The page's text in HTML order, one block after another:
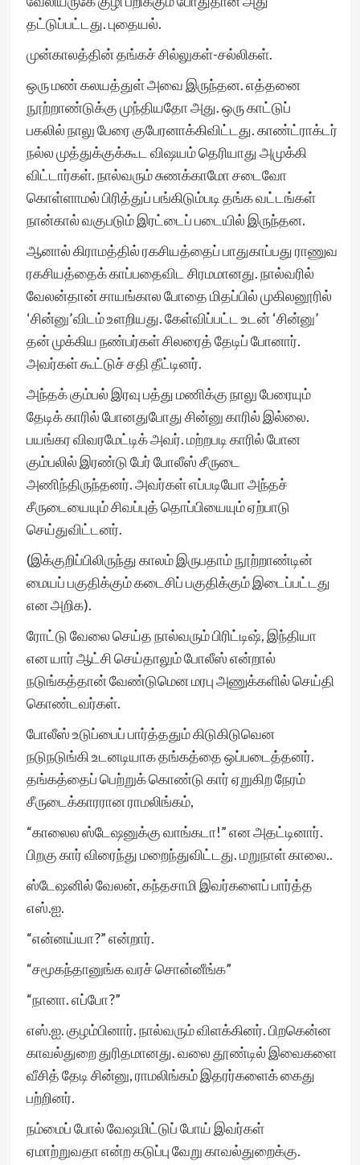
தட்டுப்பட்டது. புதையல்.
முன்காலத்தின் தங்கச் சில்லுகள்-சல்லிகள்.
ஒரு மண் கலயத்துள் அவை இருந்தன. எத்தனை
நூற்றாண்டுக்கு முந்தியதோ அது. ஒரு காட்டுப்
பகலில் நாலு பேரை குபேரனாக்கிவிட்டது. காண்ட்ராக்டர்
நல்ல முத்துக்குக்கூட விஷயம் தெரியாது அமுக்கி
விட்டார்கள். நால்வரும் சுணக்காமோ சடைவோ
கொள்ளாமல் பிரித்துப் பங்கிடும்படி தங்க வட்டங்கள்
நான்கால் வகுபடும் இரட்டைப் படையில் இருந்தன.
ஆனால் கிராமத்தில் ரகசியத்தைப் பாதுகாப்பது ராணுவ
ரகசியத்தைக் காப்பதைவிட சிரமமானது. நால்வரில்
வேலன்தான் சாயங்கால போதை மிதப்பில் முகிலனூரில்
‘சின்னு’விடம் உளறியது. கேள்விப்பட்ட உடன் ‘சின்னு’
தன் முக்கிய நண்பர்கள் சிலரைத் தேடிப் போனார்.
அவர்கள் கூட்டுச் சதி தீட்டினர்.
அந்தக் கும்பல் இரவு பத்து மணிக்கு நாலு பேரையும்
தேடிக் காரில் போனதுபோது சின்னு காரில் இல்லை.
பயங்கர விவரமேட்டிக் அவர். மற்றபடி காரில் போன
கும்பலில் இரண்டு பேர் போலீஸ் சீருடை
அணிந்திருந்தனர். அவர்கள் எப்படியோ அந்தச்
சீருடையையும் சிவப்புத் தொப்பியையும் ஏற்பாடு
செய்துவிட்டனர்.
(இக்குறிப்பிலிருந்து காலம் இருபதாம் நூற்றாண்டின்
மையப் பகுதிக்கும் கடைசிப் பகுதிக்கும் இடைப்பட்டது
என அறிக).
ரோட்டு வேலை செய்த நால்வரும் பிரிட்டிஷ், இந்தியா
என யார் ஆட்சி செய்தாலும் போலீஸ் என்றால்
நடுங்கத்தான் வேண்டுமென மரபு அணுக்களில் செய்தி
கொண்டவர்கள்.
போலீஸ் உடுப்பைப் பார்த்ததும் கிடுகிடுவென
நடுநடுங்கி உடனடியாக தங்கத்தை ஒப்படைத்தனர்.
தங்கத்தைப் பெற்றுக் கொண்டு கார் ஏறுகிற நேரம்
சீருடைக்காரரான ராமலிங்கம்,
“காலைல ஸ்டேஷனுக்கு வாங்கடா!” என அதட்டினார்.
பிறகு கார் விரைந்து மறைந்துவிட்டது. மறுநாள் காலை..
ஸ்டேஷனில் வேலன், கந்தசாமி இவர்களைப் பார்த்த
எஸ்.ஐ.
“என்னய்யா?” என்றார்.
“சமூகந்தானுங்க வரச் சொன்னீங்க”
“நானா. எப்போ?”
எஸ்.ஐ. குழம்பினார். நால்வரும் விளக்கினர். பிறகென்ன
காவல்துறை துரிதமானது. வலை தூண்டில் இவைகளை
வீசித் தேடி சின்னு, ராமலிங்கம் இதரர்களைக் கைது
பற்றினர்.
நம்மைப் போல் வேஷமிட்டுப் போய் இவர்கள்
ஏமாற்றுவதா என்ற கடுப்பு வேறு காவல்துறைக்கு.